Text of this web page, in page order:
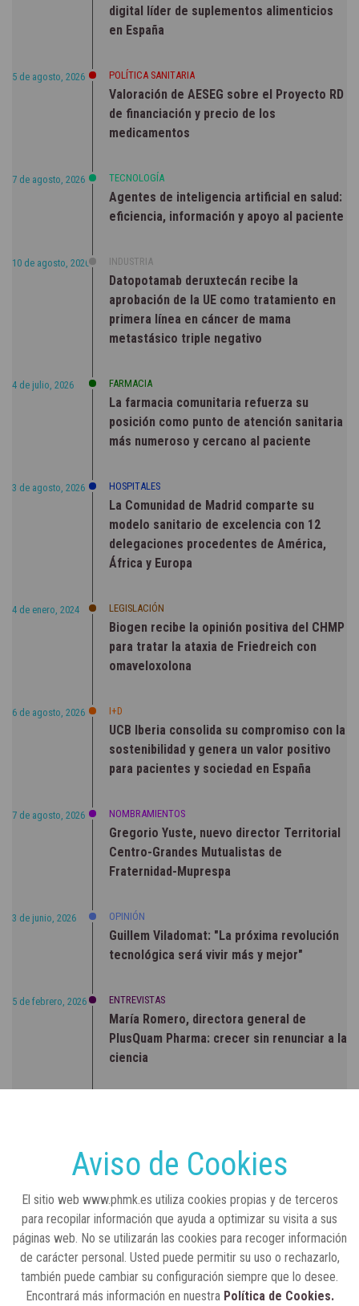
digital líder de suplementos alimenticios
en España
5 de agosto, 2026 POLÍTICA SANITARIA
Valoración de AESEG sobre el Proyecto RD
de financiación y precio de los
medicamentos
7 de agosto, 2026 TECNOLOGÍA
Agentes de inteligencia artificial en salud:
eficiencia, información y apoyo al paciente
10 de agosto, 2026 INDUSTRIA
Datopotamab deruxtecán recibe la
aprobación de la UE como tratamiento en
primera línea en cáncer de mama
metastásico triple negativo
4 de julio, 2026 FARMACIA
La farmacia comunitaria refuerza su
posición como punto de atención sanitaria
más numeroso y cercano al paciente
3 de agosto, 2026 HOSPITALES
La Comunidad de Madrid comparte su
modelo sanitario de excelencia con 12
delegaciones procedentes de América,
África y Europa
4 de enero, 2024 LEGISLACIÓN
Biogen recibe la opinión positiva del CHMP
para tratar la ataxia de Friedreich con
omaveloxolona
6 de agosto, 2026 I+D
UCB Iberia consolida su compromiso con la
sostenibilidad y genera un valor positivo
para pacientes y sociedad en España
7 de agosto, 2026 NOMBRAMIENTOS
Gregorio Yuste, nuevo director Territorial
Centro-Grandes Mutualistas de
Fraternidad-Muprespa
3 de junio, 2026 OPINIÓN
Guillem Viladomat: "La próxima revolución
tecnológica será vivir más y mejor"
5 de febrero, 2026 ENTREVISTAS
María Romero, directora general de
PlusQuam Pharma: crecer sin renunciar a la
ciencia
Lilly impulsa "Razones de Peso" para
visibilizar la obesidad
25 de marzo, 2023 ENTRE BASTIDORES
Real Academia Nacional de Farmacia: un
Aviso de Cookies
El sitio web www.phmk.es utiliza cookies propias y de terceros
para recopilar información que ayuda a optimizar su visita a sus
páginas web. No se utilizarán las cookies para recoger información
de carácter personal. Usted puede permitir su uso o rechazarlo,
también puede cambiar su configuración siempre que lo desee.
Encontrará más información en nuestra Política de Cookies.